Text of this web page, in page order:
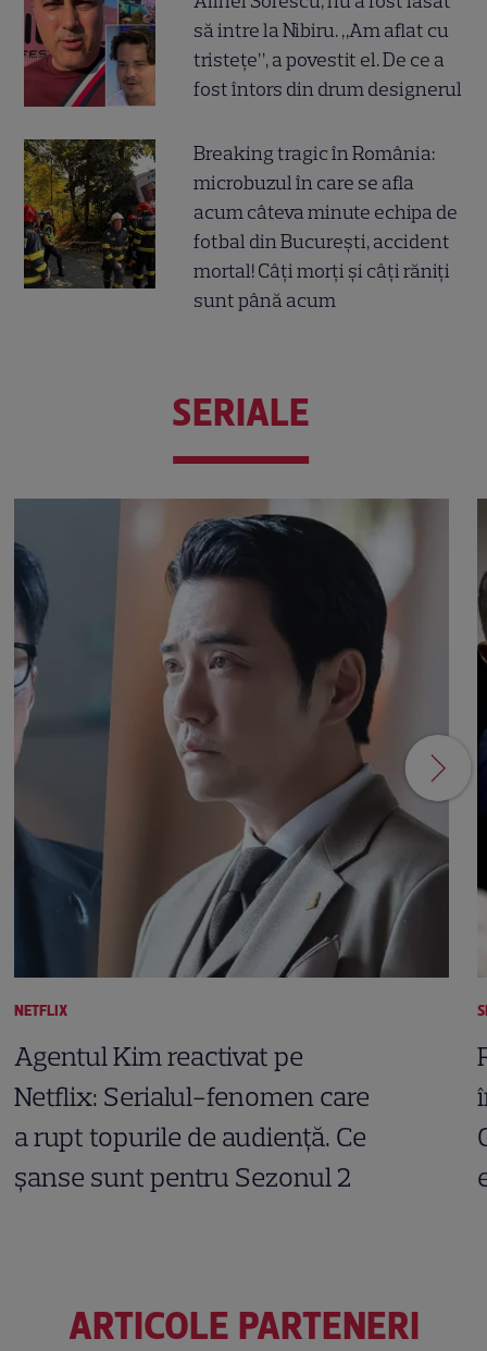
să intre la Nibiru. „Am aflat cu
tristețe”, a povestit el. De ce a
fost întors din drum designerul
Breaking tragic în România:
microbuzul în care se afla
acum câteva minute echipa de
fotbal din București, accident
mortal! Câți morți și câți răniți
sunt până acum
SERIALE
NETFLIX
Agentul Kim reactivat pe
Netflix: Serialul-fenomen care
a rupt topurile de audiență. Ce
șanse sunt pentru Sezonul 2
ARTICOLE PARTENERI